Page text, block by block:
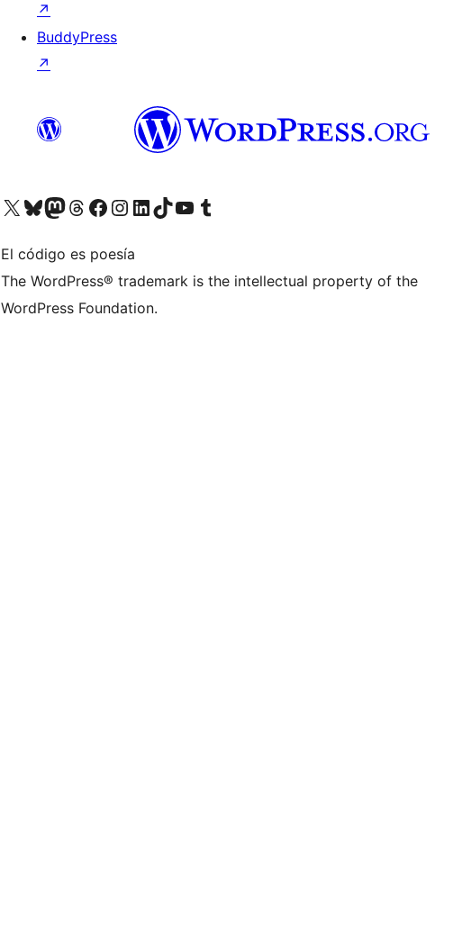
↗
BuddyPress
↗
Visita nuestra cuenta de X (anteriormente Twitter)
Visita nuestra cuenta de Bluesky
Visita nuestra cuenta de Mastodon
Visita nuestra cuenta de Threads
Visita nuestra página de Facebook
Visita nuestra cuenta de Instagram
Visita nuestra cuenta de LinkedIn
Visita nuestra cuenta de TikTok
Visita nuestro canal de YouTube
Visita nuestra cuenta de Tumblr
El código es poesía
The WordPress® trademark is the intellectual property of the
WordPress Foundation.